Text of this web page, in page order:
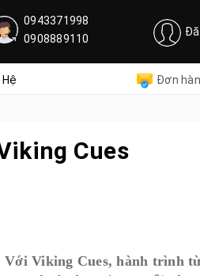
0943371998
0908889110
Hệ Đơn
Cues
Với Viking Cues, hành trình